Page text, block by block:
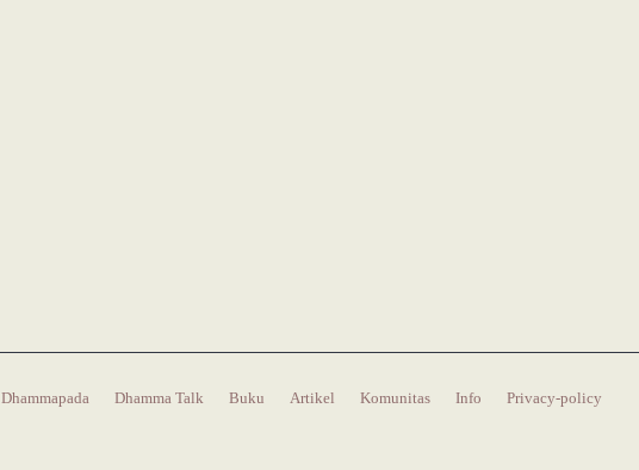
Dhammapada Dhamma Talk Buku Artikel Komunitas Info Privacy-policy